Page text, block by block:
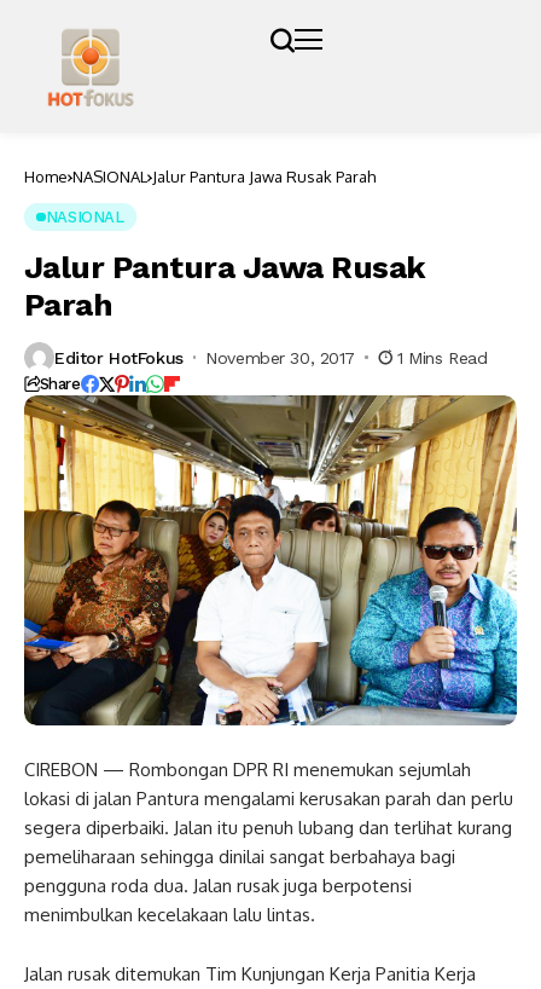
Home NASIONAL Jalur Pantura Jawa Rusak Parah
NASIONAL
Jalur Pantura Jawa Rusak
Parah
Editor HotFokus November 30, 2017 1 Mins Read
Share
CIREBON — Rombongan DPR RI menemukan sejumlah
lokasi di jalan Pantura mengalami kerusakan parah dan perlu
segera diperbaiki. Jalan itu penuh lubang dan terlihat kurang
pemeliharaan sehingga dinilai sangat berbahaya bagi
pengguna roda dua. Jalan rusak juga berpotensi
menimbulkan kecelakaan lalu lintas.
Jalan rusak ditemukan Tim Kunjungan Kerja Panitia Kerja